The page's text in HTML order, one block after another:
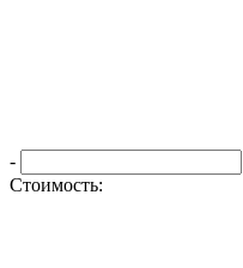
-
Стоимость: